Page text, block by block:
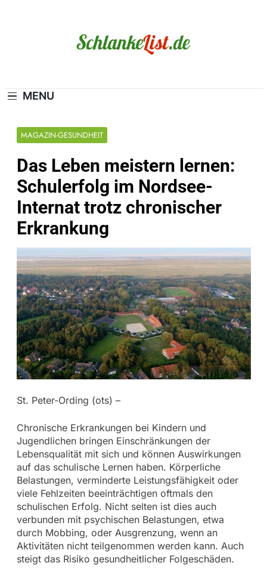
MENU
MAGAZIN-GESUNDHEIT
Das Leben meistern lernen:
Schulerfolg im Nordsee-
Internat trotz chronischer
Erkrankung
St. Peter-Ording (ots) –
Chronische Erkrankungen bei Kindern und
Jugendlichen bringen Einschränkungen der
Lebensqualität mit sich und können Auswirkungen
auf das schulische Lernen haben. Körperliche
Belastungen, verminderte Leistungsfähigkeit oder
viele Fehlzeiten beeinträchtigen oftmals den
schulischen Erfolg. Nicht selten ist dies auch
verbunden mit psychischen Belastungen, etwa
durch Mobbing, oder Ausgrenzung, wenn an
Aktivitäten nicht teilgenommen werden kann. Auch
steigt das Risiko gesundheitlicher Folgeschäden.